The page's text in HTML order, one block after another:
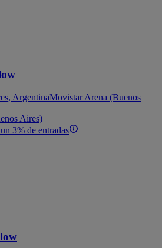
ArgentinaMovistar Arena (Buenos
Aires)
3% de entradas